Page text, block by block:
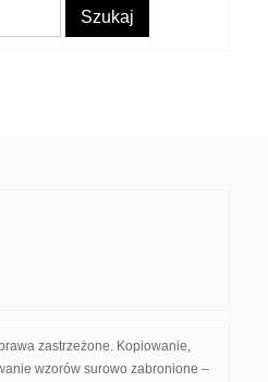
Szukaj
zastrzeżone. Kopiowanie,
wzorów surowo zabronione –